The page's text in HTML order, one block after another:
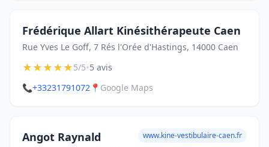
Frédérique Allart Kinésithérapeute Caen
Rue Yves Le Goff, 7 Rés l'Orée d'Hastings, 14000 Caen
★★★★★5/5•5 avis
📞+33231791072 📍 Google Maps
Angot Raynald www.kine-vestibulaire-caen.fr